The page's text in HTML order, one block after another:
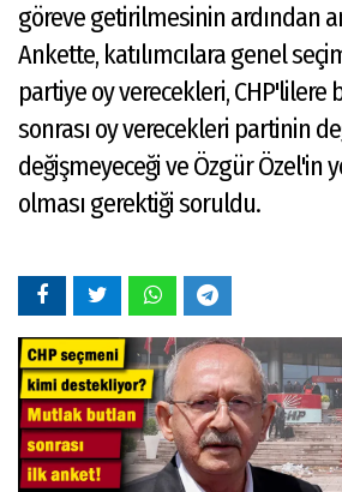
göreve getirilmesinin ardından
Ankette, katılımcılara genel
partiye oy verecekleri, CHP'lilere
sonrası oy verecekleri partinin
değişmeyeceği ve Özgür Özel'in
olması gerektiği soruldu.